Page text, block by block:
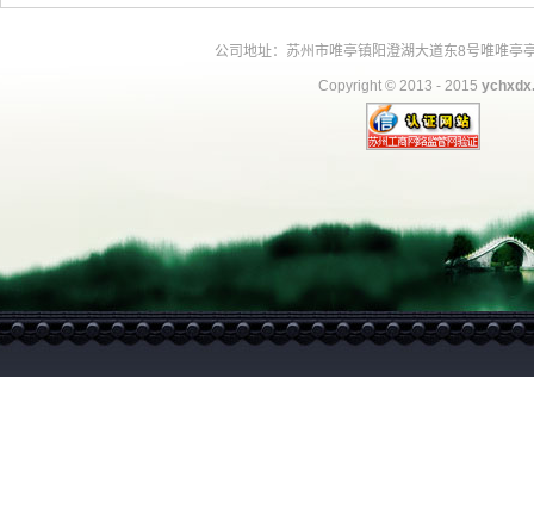
公司地址：苏州市唯亭镇阳澄湖大道东8号唯唯
Copyright © 2013 - 2015